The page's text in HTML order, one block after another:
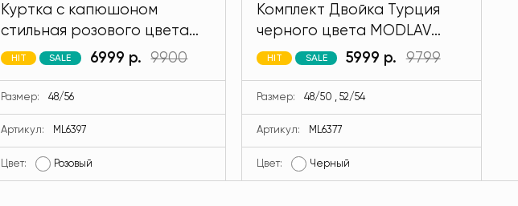
Куртка с капюшоном
стильная розового цвета
MODLAV ML6397-26
HIT SALE 6999 р. 9900
Размер: 48/56
Артикул: ML6397
Цвет: Розовый
Комплект Двойка Турция
черного цвета MODLAV
ML6377-13
HIT SALE 5999 р. 9799
Размер: 48/50 , 52/54
Артикул: ML6377
Цвет: Черный